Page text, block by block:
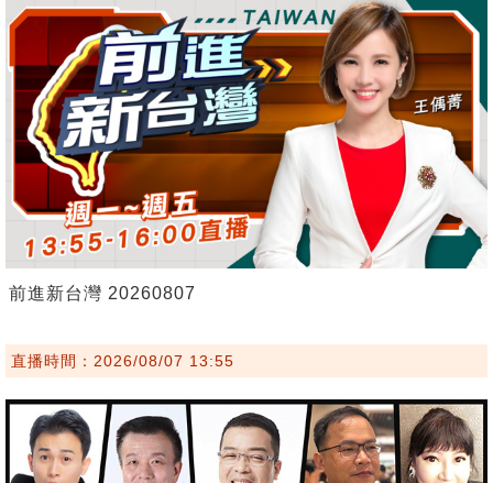
前進新台灣 20260807
直播時間：2026/08/07 13:55